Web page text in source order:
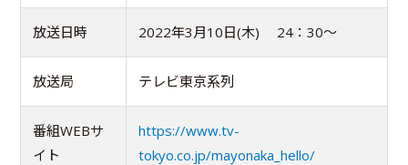
放送日時 2022年3月10日(木) 24：30～
放送局 テレビ東京系列
番組WEBサ
イト
https://www.tv-
tokyo.co.jp/mayonaka_hello/